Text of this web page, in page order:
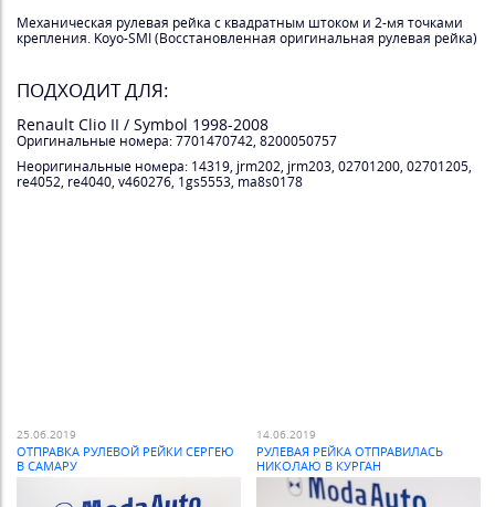
Механическая рулевая рейка с квадратным штоком и 2-мя точками
крепления. Koyo-SMI (Восстановленная оригинальная рулевая рейка)
ПОДХОДИТ ДЛЯ:
Renault Clio II / Symbol 1998-2008
Оригинальные номера: 7701470742, 8200050757
Неоригинальные номера: 14319, jrm202, jrm203, 02701200, 02701205,
re4052, re4040, v460276, 1gs5553, ma8s0178
25.06.2019
ОТПРАВКА РУЛЕВОЙ РЕЙКИ СЕРГЕЮ
В САМАРУ
14.06.2019
РУЛЕВАЯ РЕЙКА ОТПРАВИЛАСЬ
НИКОЛАЮ В КУРГАН